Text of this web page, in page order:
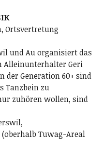
Ortsvertretung
und Au organisiert das
Alleinunterhalter Geri
der Generation 60+ sind
Tanzbein zu
zuhören wollen, sind
Tuwag-Areal